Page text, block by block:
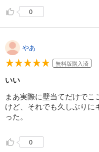
あらすじを表示す
606円 (税込)
0
やあ
無料版購入済
いい
まあ実際に壁当てだけで
けど、それでも久しぶりに
った。
0